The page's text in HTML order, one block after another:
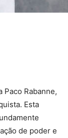
Paco Rabanne,
Esta
de poder e